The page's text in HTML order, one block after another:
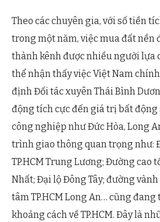
Theo các chuyên gia, với số tiền
trong một năm, việc mua đất nền
thành kênh được nhiều người lựa
thể nhận thấy việc Việt Nam
định Đối tác xuyên Thái Bình
động tích cực đến giá trị bất động
công nghiệp như Đức Hòa, Long
trình giao thông quan trọng như:
TP.HCM Trung Lương; Đường cao
Nhất; Đại lộ Đông Tây; đường
tâm TP.HCM Long An… cũng
khoảng cách về TP.HCM. Đây là